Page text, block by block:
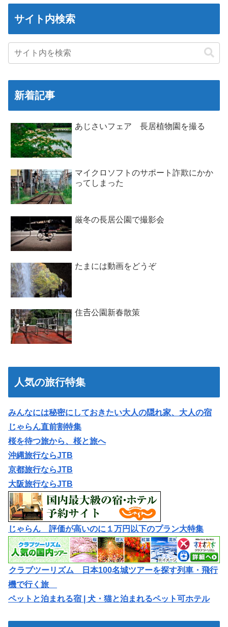
サイト内検索
新着記事
あじさいフェア 長居植物園を撮る
マイクロソフトのサポート詐欺にかか
ってしまった
厳冬の長居公園で撮影会
たまには動画をどうぞ
住𠮷公園新春散策
人気の旅行特集
みんなには秘密にしておきたい大人の隠れ家、大人の宿
じゃらん直前割特集
桜を待つ旅から、桜と旅へ
沖縄旅行ならJTB
京都旅行ならJTB
大阪旅行ならJTB
じゃらん 評価が高いのに１万円以下のプラン大特集
クラブツーリズム 日本100名城ツアーを探す列車・飛行
機で行く旅
ペットと泊まれる宿 | 犬・猫と泊まれるペット可ホテル